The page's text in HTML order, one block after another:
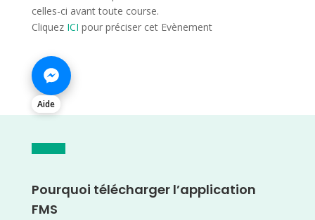
celles-ci avant toute course.
Cliquez ICI pour préciser cet Evènement
Aide
Pourquoi télécharger l’application
FMS